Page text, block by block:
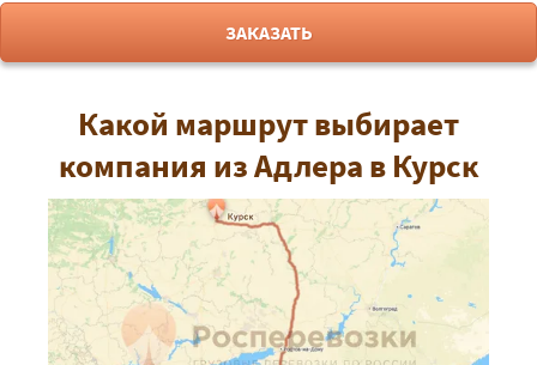
ЗАКАЗАТЬ
Какой маршрут выбирает
компания из Адлера в Курск